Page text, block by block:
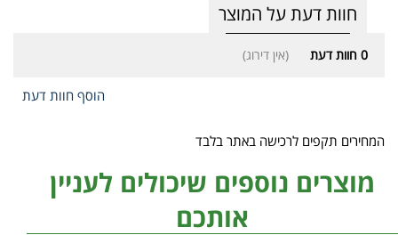
חוות דעת על המוצר
0 חוות דעת (אין דירוג)
הוסף חוות דעת
המחירים תקפים לרכישה באתר בלבד
מוצרים נוספים שיכולים לעניין
אותכם